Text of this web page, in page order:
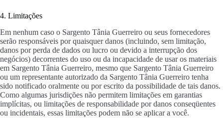
4. Limitações
Em nenhum caso o Sargento Tânia Guerreiro ou seus fornecedores
serão responsáveis ​​por quaisquer danos (incluindo, sem limitação,
danos por perda de dados ou lucro ou devido a interrupção dos
negócios) decorrentes do uso ou da incapacidade de usar os materiais
em Sargento Tânia Guerreiro, mesmo que Sargento Tânia Guerreiro
ou um representante autorizado da Sargento Tânia Guerreiro tenha
sido notificado oralmente ou por escrito da possibilidade de tais danos.
Como algumas jurisdições não permitem limitações em garantias
implícitas, ou limitações de responsabilidade por danos conseqüentes
ou incidentais, essas limitações podem não se aplicar a você.